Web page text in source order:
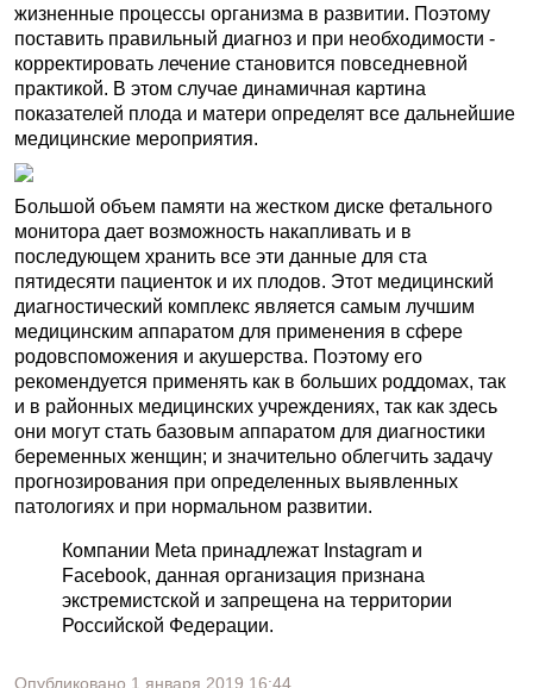
жизненные процессы организма в развитии. Поэтому
поставить правильный диагноз и при необходимости -
корректировать лечение становится повседневной
практикой. В этом случае динамичная картина
показателей плода и матери определят все дальнейшие
медицинские мероприятия.
Большой объем памяти на жестком диске фетального
монитора дает возможность накапливать и в
последующем хранить все эти данные для ста
пятидесяти пациенток и их плодов. Этот медицинский
диагностический комплекс является самым лучшим
медицинским аппаратом для применения в сфере
родовспоможения и акушерства. Поэтому его
рекомендуется применять как в больших роддомах, так
и в районных медицинских учреждениях, так как здесь
они могут стать базовым аппаратом для диагностики
беременных женщин; и значительно облегчить задачу
прогнозирования при определенных выявленных
патологиях и при нормальном развитии.
Компании Meta принадлежат Instagram и
Facebook, данная организация признана
экстремистской и запрещена на территории
Российской Федерации.
Опубликовано 1 января 2019 16:44